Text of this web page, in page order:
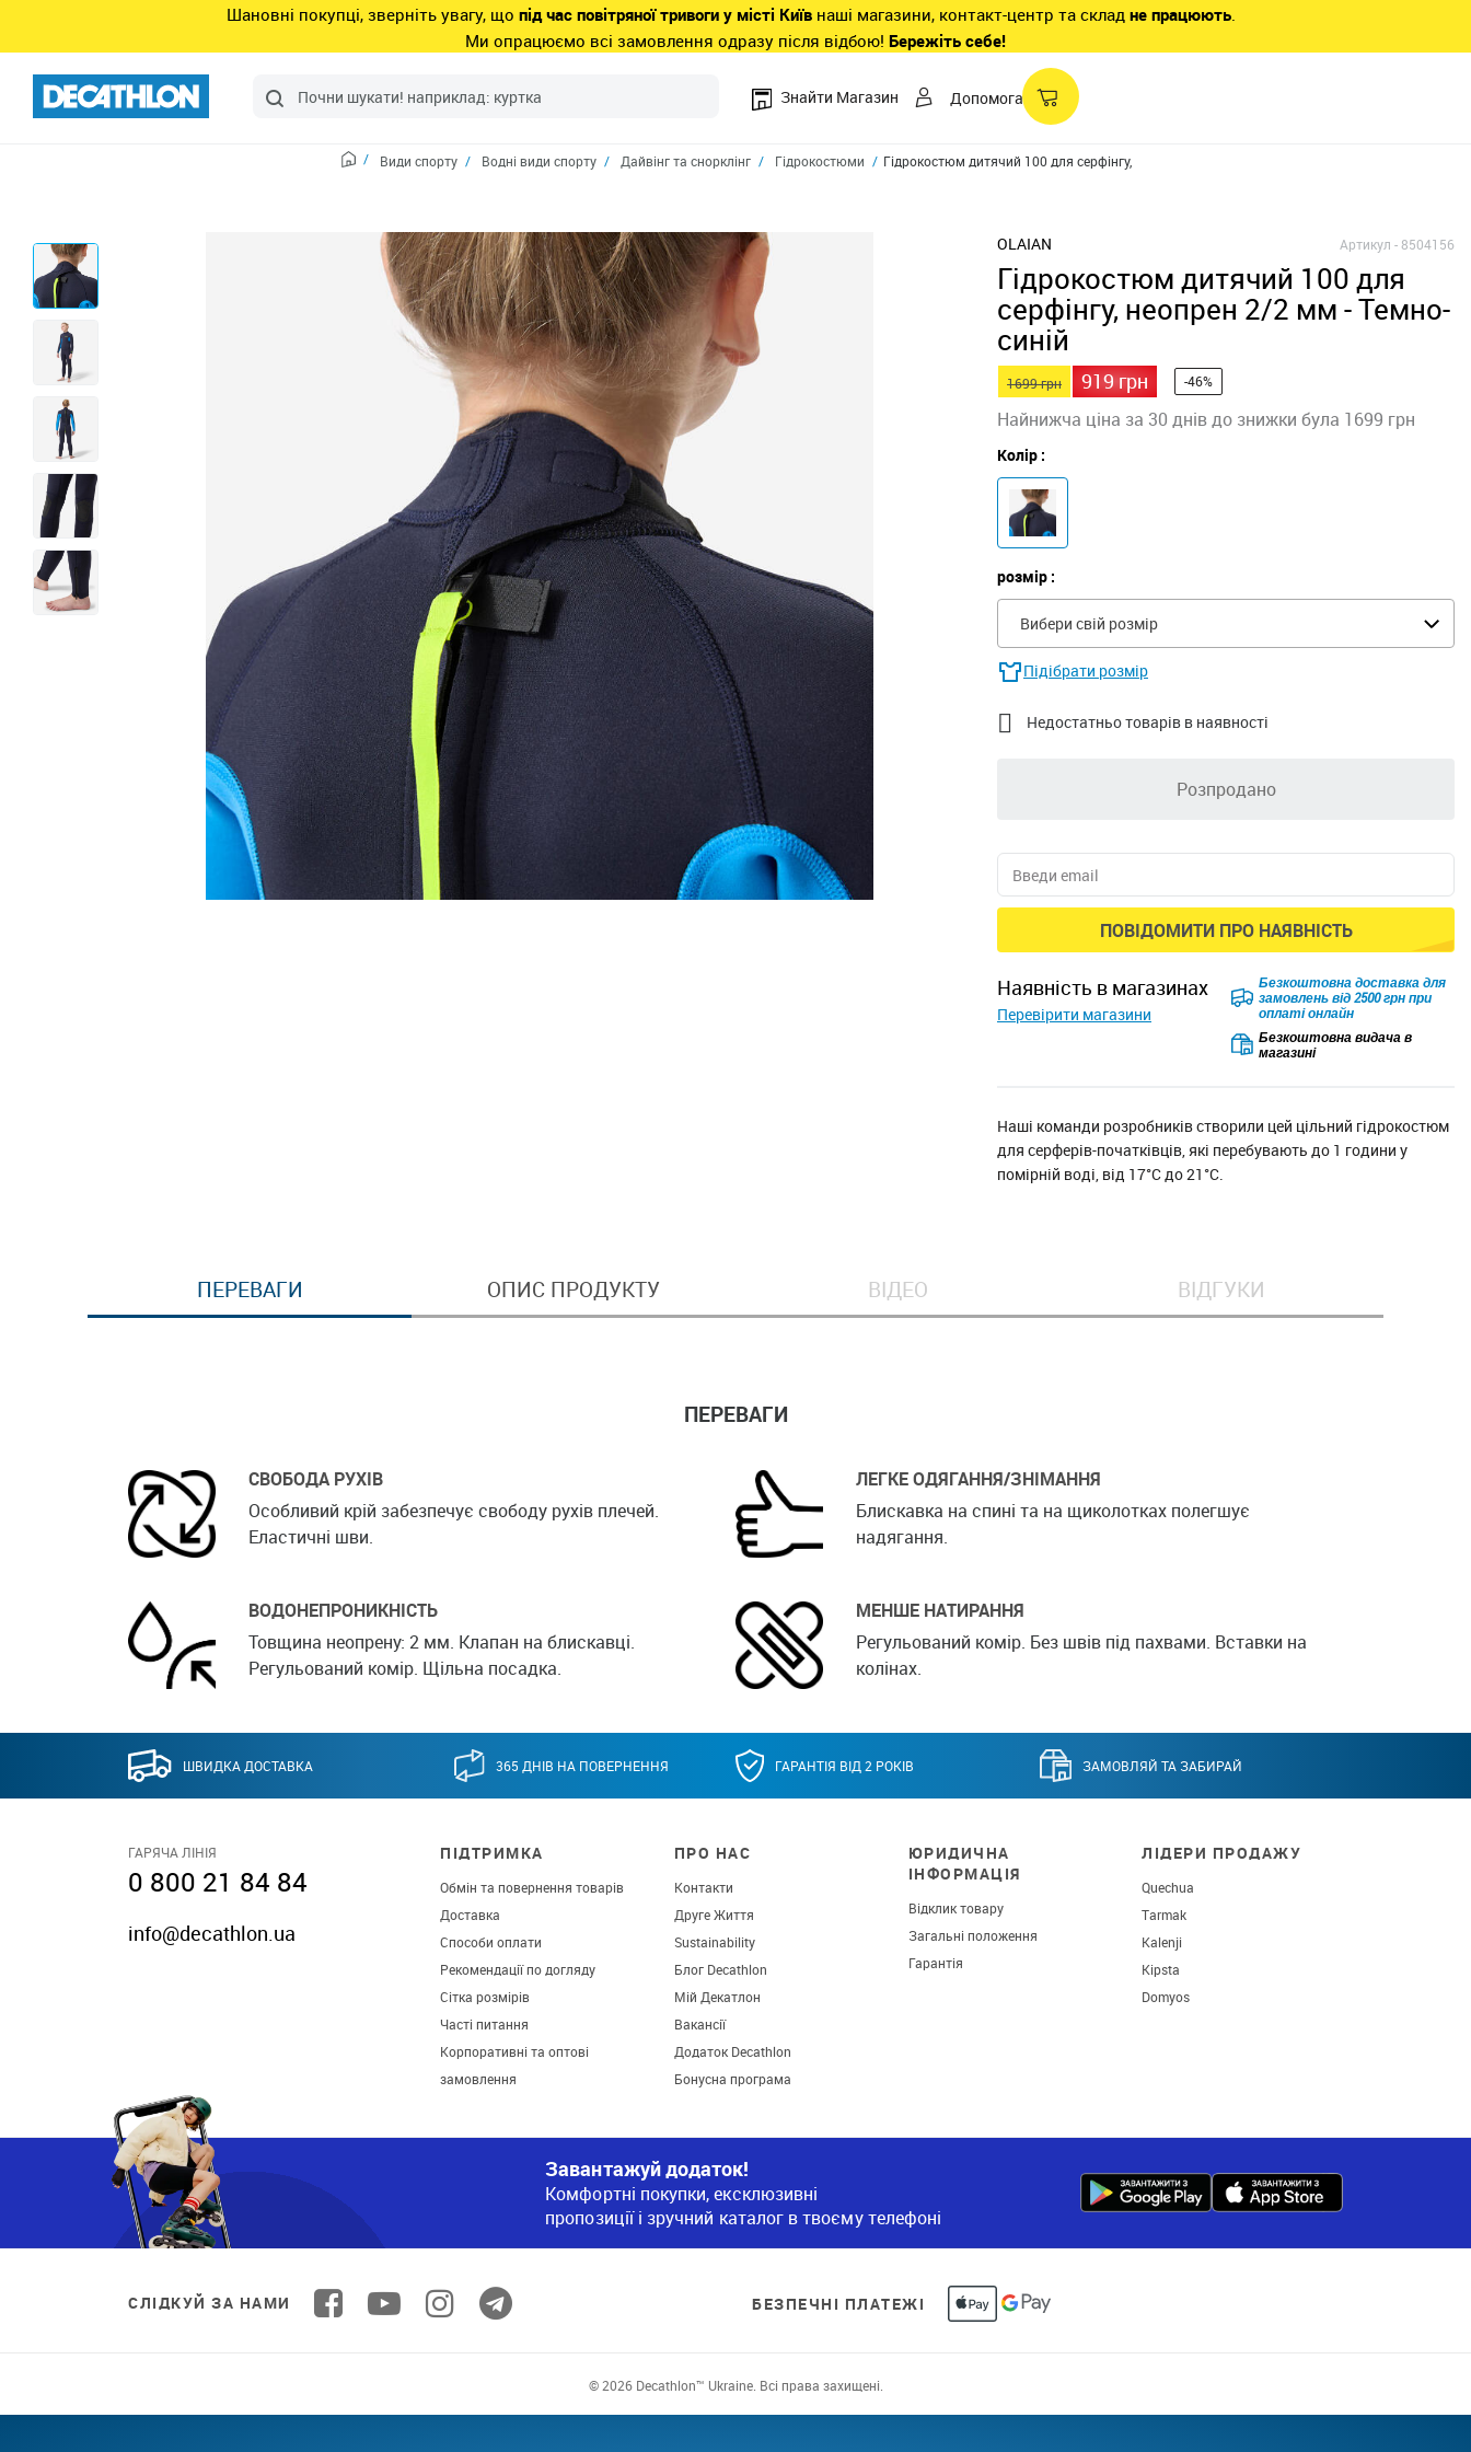
Шановні покупці, зверніть увагу, що під час повітряної тривоги у місті Київ наші магазини, контакт-центр та склад не працюють.
Ми опрацюємо всі замовлення одразу після відбою! Бережіть себе!
Знайти Магазин Допомога
Види спорту Водні види спорту Дайвінг та снорклінг Гідрокостюми Гідрокостюм дитячий 100 для серфінгу, неопрен 2/2 мм - Темно-синій
OLAIAN Артикул -8504156
Гідрокостюм дитячий 100 для
серфінгу, неопрен 2/2 мм - Темно-
синій
1699 грн 919 грн -46%
Найнижча ціна за 30 днів до знижки була 1699 грн
Колір :
розмір :
Вибери свій розмір
Підібрати розмір
 Недостатньо товарів в наявності
Розпродано
ПОВІДОМИТИ ПРО НАЯВНІСТЬ
наявність в магазинах
Перевірити магазини
Безкоштовна доставка для
замовлень від 2500 грн при
оплаті онлайн
Безкоштовна видача в
магазині
Наші команди розробників створили цей цільний гідрокостюм
для серферів-початківців, які перебувають до 1 години у
помірній воді, від 17°C до 21°C.
ПЕРЕВАГИ ОПИС ПРОДУКТУ ВІДЕО ВІДГУКИ
ПЕРЕВАГИ
СВОБОДА РУХІВ
Особливий крій забезпечує свободу рухів плечей.
Еластичні шви.
ЛЕГКЕ ОДЯГАННЯ/ЗНІМАННЯ
Блискавка на спині та на щиколотках полегшує
надягання.
ВОДОНЕПРОНИКНІСТЬ
Товщина неопрену: 2 мм. Клапан на блискавці.
Регульований комір. Щільна посадка.
МЕНШЕ НАТИРАННЯ
Регульований комір. Без швів під пахвами. Вставки на
колінах.
ШВИДКА ДОСТАВКА 365 ДНІВ НА ПОВЕРНЕННЯ ГАРАНТІЯ ВІД 2 РОКІВ ЗАМОВЛЯЙ ТА ЗАБИРАЙ
ГАРЯЧА ЛІНІЯ
0 800 21 84 84
info@decathlon.ua
ПІДТРИМКА
Обмін та повернення товарів
Доставка
Способи оплати
Рекомендації по догляду
Сітка розмірів
Часті питання
Корпоративні та оптові
замовлення
ПРО НАС
Контакти
Друге Життя
Sustainability
Блог Decathlon
Мій Декатлон
Вакансії
Додаток Decathlon
Бонусна програма
ЮРИДИЧНА
ІНФОРМАЦІЯ
Відклик товару
Загальні положення
Гарантія
ЛІДЕРИ ПРОДАЖУ
Quechua
Tarmak
Kalenji
Kipsta
Domyos
Завантажуй додаток!
Комфортні покупки, ексклюзивні
пропозиції і зручний каталог в твоєму телефоні
СЛІДКУЙ ЗА НАМИ БЕЗПЕЧНІ ПЛАТЕЖІ
© 2026 Decathlon™ Ukraine. Всі права захищені.